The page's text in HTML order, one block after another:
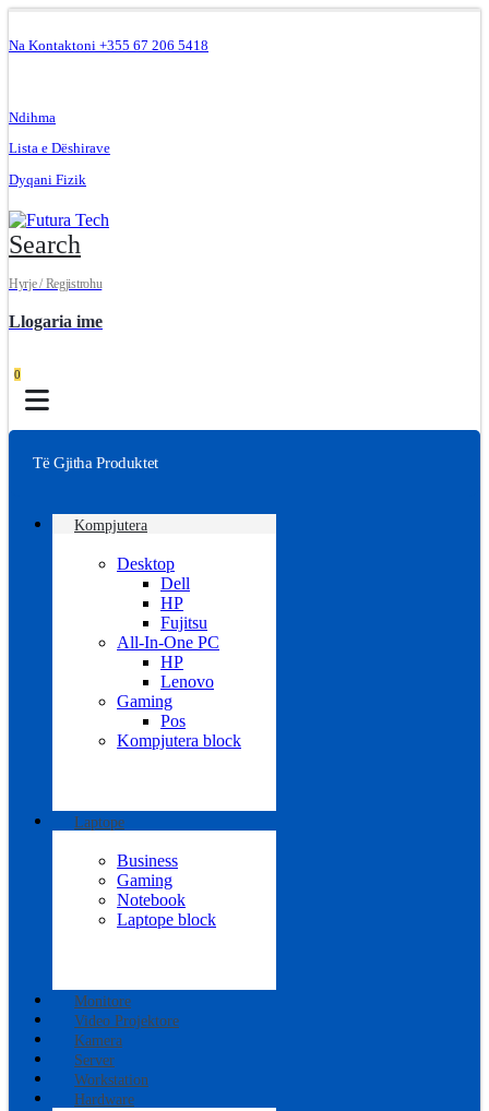
Na Kontaktoni +355 67 206 5418
Ndihma
Lista e Dëshirave
Dyqani Fizik
Search
Hyrje / Regjistrohu
Llogaria ime
0
Të Gjitha Produktet
Kompjutera
Desktop
Dell
HP
Fujitsu
All-In-One PC
HP
Lenovo
Gaming
Pos
Kompjutera block
Laptope
Business
Gaming
Notebook
Laptope block
Monitore
Video Projektore
Kamera
Server
Workstation
Hardware